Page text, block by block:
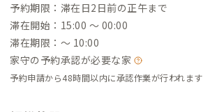
予約期限：滞在日2日前の正午まで
滞在開始：15:00 〜 00:00
滞在期限：〜 10:00
家守の予約承認が必要な家
予約申請から48時間以内に承認作業が行われます